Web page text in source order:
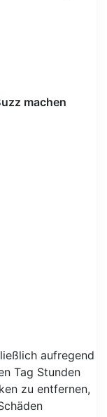
machen
aufregend
Tag Stunden
zu entfernen,